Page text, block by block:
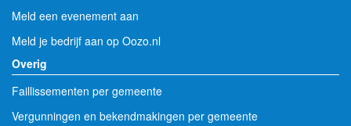
Meld een evenement aan
Meld je bedrijf aan op Oozo.nl
Overig
Faillissementen per gemeente
Vergunningen en bekendmakingen per gemeente